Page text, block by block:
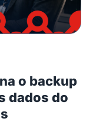
o backup
dados do